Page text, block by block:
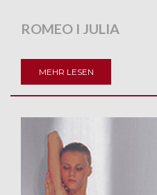
ROMEO I JULIA
MEHR LESEN